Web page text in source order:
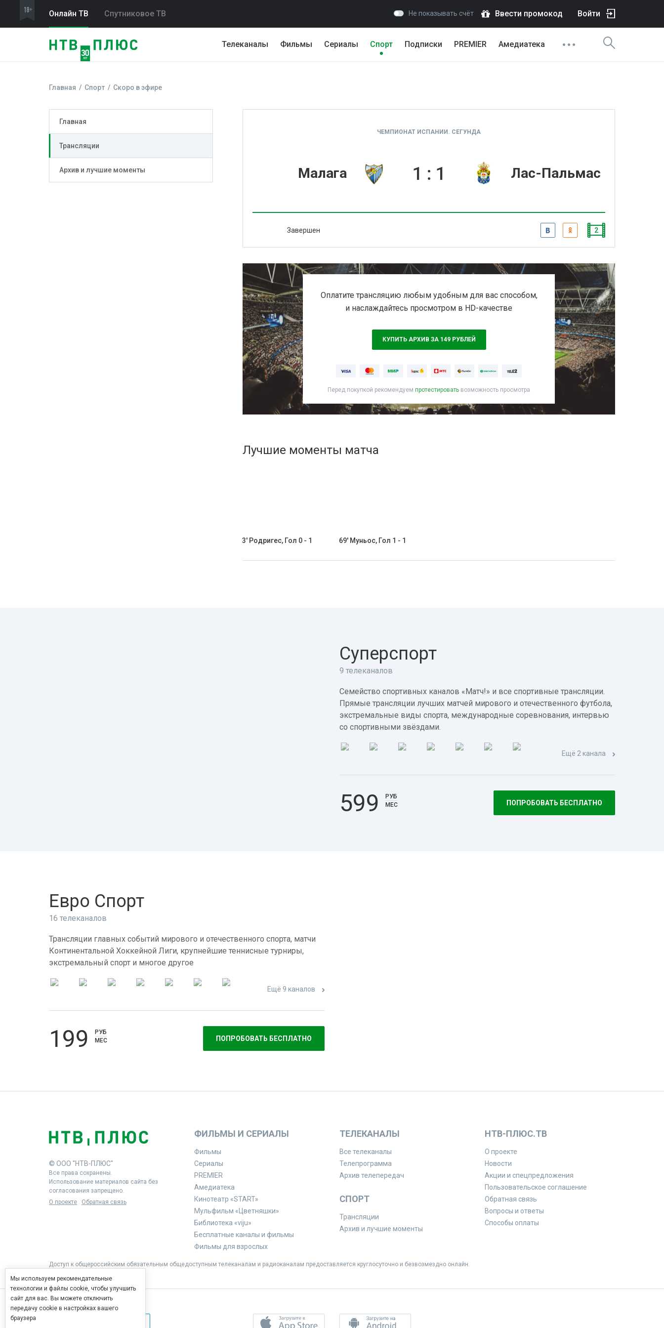
Онлайн ТВ Спутниковое ТВ Не показывать счёт Ввести промокод Войти
Телеканалы Фильмы Сериалы Спорт Подписки PREMIER Амедиатека
Главная Спорт Скоро в эфире
Главная
Трансляции
Архив и лучшие моменты
ЧЕМПИОНАТ ИСПАНИИ. СЕГУНДА
Малага Лас-Пальмас
1 : 1
Завершен 2
Оплатите трансляцию любым удобным для вас способом,
и наслаждайтесь просмотром в HD-качестве
КУПИТЬ АРХИВ ЗА 149 РУБЛЕЙ
Перед покупкой рекомендуем протестировать возможность просмотра
Лучшие моменты матча
3' Родригес, Гол 0 - 1 69' Муньос, Гол 1 - 1
Суперспорт
9 телеканалов
Семейство спортивных каналов «Матч!» и все спортивные трансляции.
Прямые трансляции лучших матчей мирового и отечественного футбола,
экстремальные виды спорта, международные соревнования, интервью
со спортивными звёздами.
Ещё 2 канала
599
РУБ
МЕС
ПОПРОБОВАТЬ БЕСПЛАТНО
Евро Спорт
16 телеканалов
Трансляции главных событий мирового и отечественного спорта, матчи
Континентальной Хоккейной Лиги, крупнейшие теннисные турниры,
экстремальный спорт и многое другое
Ещё 9 каналов
199
РУБ
МЕС
ПОПРОБОВАТЬ БЕСПЛАТНО
© ООО "НТВ-ПЛЮС"
Все права сохранены.
Использование материалов сайта без
согласования запрещено.
О проекте
Обратная связь
ФИЛЬМЫ И СЕРИАЛЫ
Фильмы
Сериалы
PREMIER
Амедиатека
Кинотеатр «START»
Мульфильм «Цветняшки»
Библиотека «viju»
Бесплатные каналы и фильмы
Фильмы для взрослых
ТЕЛЕКАНАЛЫ
Все телеканалы
Телепрограмма
Архив телепередач
СПОРТ
Трансляции
Архив и лучшие моменты
НТВ-ПЛЮС.ТВ
О проекте
Новости
Акции и спецпредложения
Пользовательское соглашение
Обратная связь
Вопросы и ответы
Способы оплаты
Доступ к общероссийским обязательным общедоступным телеканалам и радиоканалам предоставляется круглосуточно и безвозмездно онлайн.
Мы используем рекомендательные
технологии и файлы cookie, чтобы улучшить
сайт для вас. Вы можете отключить
передачу cookie в настройках вашего
браузера